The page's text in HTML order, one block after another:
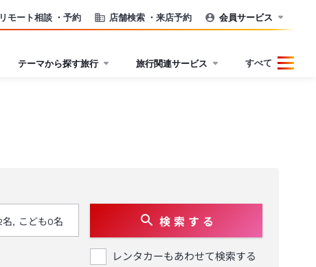
リモート相談 ・予約 店舗検索 ・来店予約 会員サービス
テーマから探す旅行 旅行関連サービス すべて
検 索 す る
レンタカーもあわせて検索する